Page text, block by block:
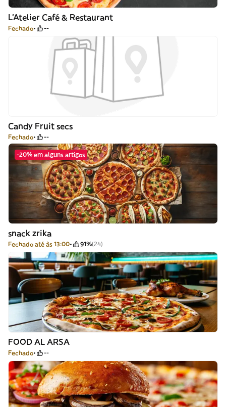
L'Atelier Café & Restaurant
Fechado --
Candy Fruit secs
Fechado --
-20% em alguns artigos
snack zrika
Fechado até às 13:00 91%(24)
FOOD AL ARSA
Fechado --